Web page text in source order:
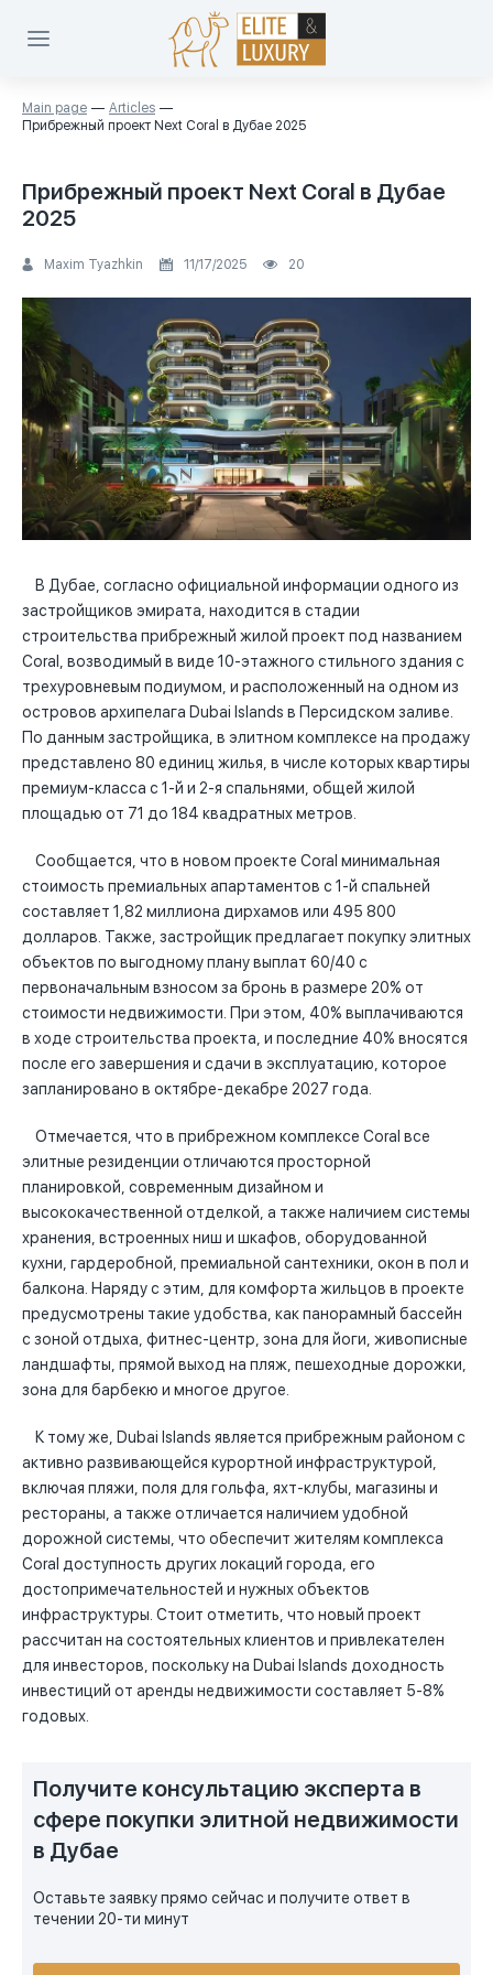
Main page
Articles
Прибрежный проект Next Coral в Дубае 2025
Прибрежный проект Next Coral в Дубае
2025
Maxim Tyazhkin 11/17/2025 20
В Дубае, согласно официальной информации одного из
застройщиков эмирата, находится в стадии
строительства прибрежный жилой проект под названием
Coral, возводимый в виде 10-этажного стильного здания с
трехуровневым подиумом, и расположенный на одном из
островов архипелага Dubai Islands в Персидском заливе.
По данным застройщика, в элитном комплексе на продажу
представлено 80 единиц жилья, в числе которых квартиры
премиум-класса с 1-й и 2-я спальнями, общей жилой
площадью от 71 до 184 квадратных метров.
Сообщается, что в новом проекте Coral минимальная
стоимость премиальных апартаментов с 1-й спальней
составляет 1,82 миллиона дирхамов или 495 800
долларов. Также, застройщик предлагает покупку элитных
объектов по выгодному плану выплат 60/40 с
первоначальным взносом за бронь в размере 20% от
стоимости недвижимости. При этом, 40% выплачиваются
в ходе строительства проекта, и последние 40% вносятся
после его завершения и сдачи в эксплуатацию, которое
запланировано в октябре-декабре 2027 года.
Отмечается, что в прибрежном комплексе Coral все
элитные резиденции отличаются просторной
планировкой, современным дизайном и
высококачественной отделкой, а также наличием системы
хранения, встроенных ниш и шкафов, оборудованной
кухни, гардеробной, премиальной сантехники, окон в пол и
балкона. Наряду с этим, для комфорта жильцов в проекте
предусмотрены такие удобства, как панорамный бассейн
с зоной отдыха, фитнес-центр, зона для йоги, живописные
ландшафты, прямой выход на пляж, пешеходные дорожки,
зона для барбекю и многое другое.
К тому же, Dubai Islands является прибрежным районом с
активно развивающейся курортной инфраструктурой,
включая пляжи, поля для гольфа, яхт-клубы, магазины и
рестораны, а также отличается наличием удобной
дорожной системы, что обеспечит жителям комплекса
Coral доступность других локаций города, его
достопримечательностей и нужных объектов
инфраструктуры. Стоит отметить, что новый проект
рассчитан на состоятельных клиентов и привлекателен
для инвесторов, поскольку на Dubai Islands доходность
инвестиций от аренды недвижимости составляет 5-8%
годовых.
Получите консультацию эксперта в
сфере покупки элитной недвижимости
в Дубае
Оставьте заявку прямо сейчас и получите ответ в
течении 20-ти минут